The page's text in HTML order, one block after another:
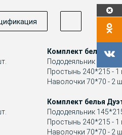
Комплект белья
Пододеяльник
Простынь 240*215 - 1
Наволочки 70*70 - 2
Комплект белья
Пододеяльник
Простынь 240*215 - 1
Наволочки 70*70 - 2